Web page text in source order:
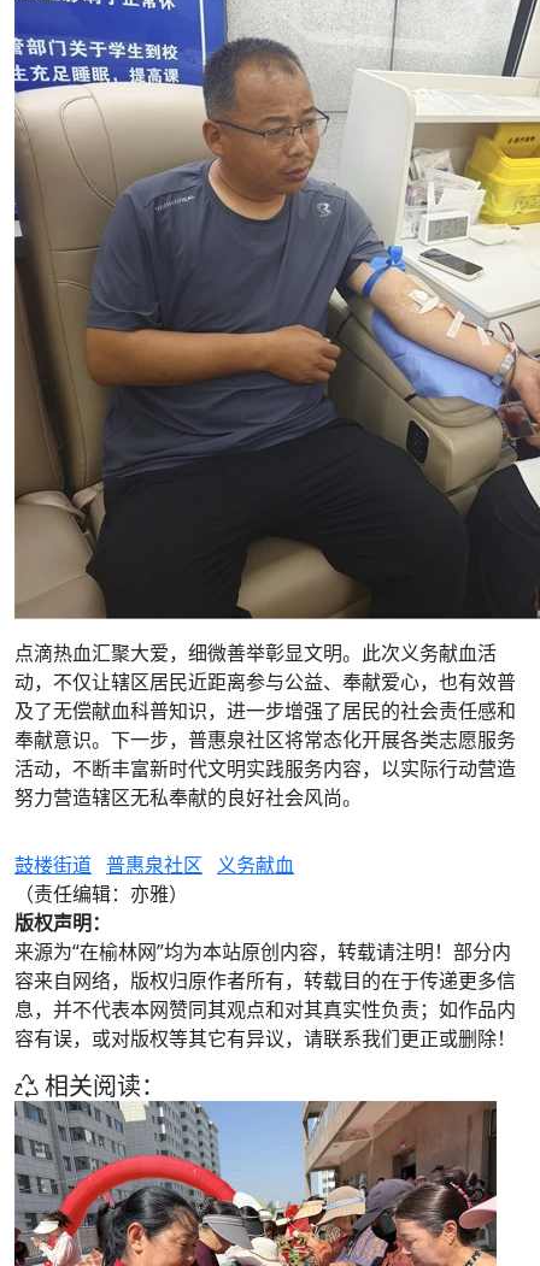
点滴热血汇聚大爱，细微善举彰显文明。此次义务献血活
动，不仅让辖区居民近距离参与公益、奉献爱心，也有效普
及了无偿献血科普知识，进一步增强了居民的社会责任感和
奉献意识。下一步，普惠泉社区将常态化开展各类志愿服务
活动，不断丰富新时代文明实践服务内容，以实际行动营造
努力营造辖区无私奉献的良好社会风尚。
鼓楼街道 普惠泉社区
义务献血
（责任编辑：亦雅）
版权声明：
来源为“在榆林网”均为本站原创内容，转载请注明！部分内
容来自网络，版权归原作者所有，转载目的在于传递更多信
息，并不代表本网赞同其观点和对其真实性负责；如作品内
容有误，或对版权等其它有异议，请联系我们更正或删除！
相关阅读：